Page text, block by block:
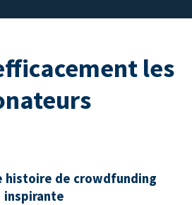
les
histoire de crowdfunding
inspirante